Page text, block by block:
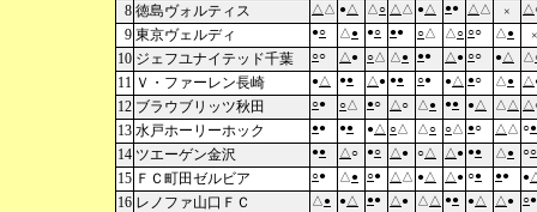
8 徳島ヴォルティス △ △ ● △ △ ○ △ △ ● △ ●● △ △ × △
9 東京ヴェルディ ●○ △ ● ●○ ●● ○△ △○ ○○ △ ● ×
10 ジェフユナイテッド千葉 ○○ △ ● ○△ △ ● ●● △ ● ○○ ● △ △
11 Ｖ・ファーレン長崎 ●△ ●● △ ● ●● ○● ●△ ●○ △ ● △
12 ブラウブリッツ秋田 ○● ○△ ●○ △ ○ △ ● ●● ● △ △ △ △
13 水戸ホーリーホック ●● ●● ●△ ○△ △○ ○△ ●○ △ △ ○●
14 ツエーゲン金沢 ●● △ ○ ●○ △ ● ○△ △ ● ●● △ ● ○○
15 ＦＣ町田ゼルビア ○● △ ● ○● △ △ ●△ △ ● ○● ●● ●
16 レノファ山口ＦＣ △ ● ● △ ●● △ ● △ △ ●● ● △ △ ● ○●